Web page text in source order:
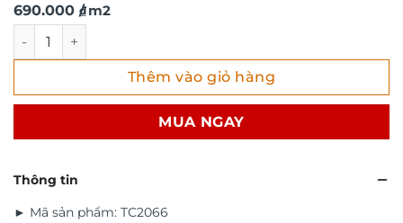
690.000 ₫
/ m2
Tranh pvc tráng gương ốp tường bông hoa nghệ thuật
Thêm vào giỏ hàng
MUA NGAY
Thông tin
► Mã sản phẩm: TC2066